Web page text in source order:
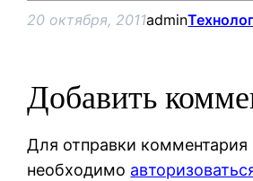
20 октября, 2011admin
Добавить
Для отправки комментария
необходимо